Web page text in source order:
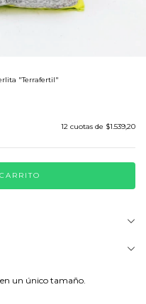
"Terrafertil"
12 cuotas de $1.539,20
un único tamaño.